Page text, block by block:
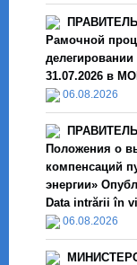
Рамочной
31.07.2026 в
06.08.2026
Положения о
компенсаций
энергии»
Data intrării în
06.08.2026